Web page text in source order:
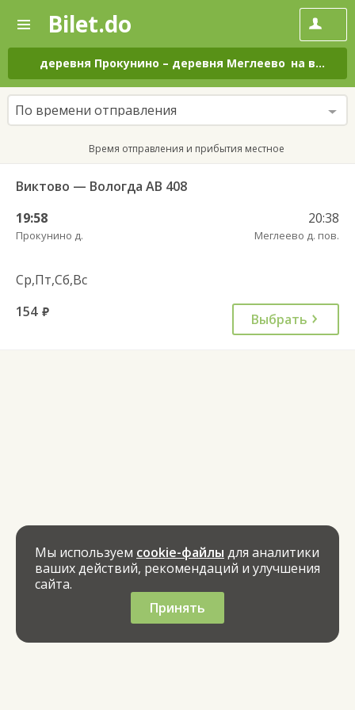
—
Поиск
и
покупка
билетов
на
автобус
онлайн
Bilet.do
деревня Прокунино – деревня Меглеево на все дни
По времени отправления
Время отправления и прибытия местное
Виктово — Вологда АВ 408
19:58
Прокунино д.
20:38
Меглеево д. пов.
Ср,Пт,Сб,Вс
154 руб. Выбрать
Мы используем cookie-файлы для аналитики
ваших действий, рекомендаций и улучшения
сайта.
Принять